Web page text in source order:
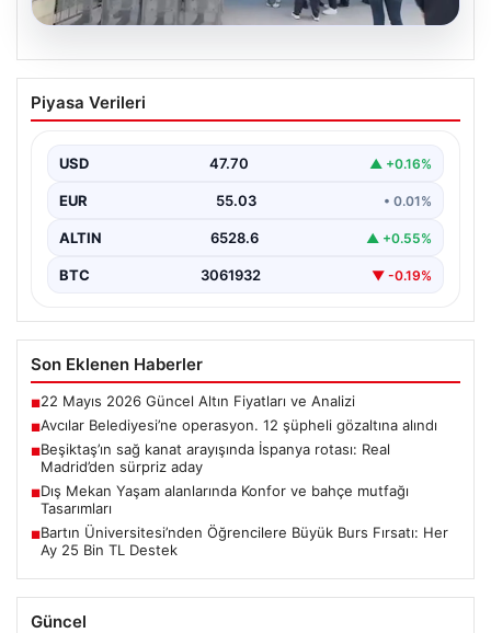
05.08.2026
Avcılar Belediyesi’ne operasyon. 12
şüpheli gözaltına alındı
Piyasa Verileri
USD 47.70 ▲ +0.16%
EUR 55.03 • 0.01%
ALTIN 6528.6 ▲ +0.55%
BTC 3061932 ▼ -0.19%
Son Eklenen Haberler
■22 Mayıs 2026 Güncel Altın Fiyatları ve Analizi
■Avcılar Belediyesi’ne operasyon. 12 şüpheli gözaltına alındı
■Beşiktaş’ın sağ kanat arayışında İspanya rotası: Real
Madrid’den sürpriz aday
■Dış Mekan Yaşam alanlarında Konfor ve bahçe mutfağı
Tasarımları
■Bartın Üniversitesi’nden Öğrencilere Büyük Burs Fırsatı: Her
Ay 25 Bin TL Destek
Güncel